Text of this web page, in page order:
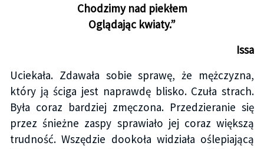
Chodzimy nad piekłem
Oglądając kwiaty.”
Issa
Uciekała. Zdawała sobie sprawę, że mężczyzna,
który ją ściga jest naprawdę blisko. Czuła strach.
Była coraz bardziej zmęczona. Przedzieranie się
przez śnieżne zaspy sprawiało jej coraz większą
trudność. Wszędzie dookoła widziała oślepiającą